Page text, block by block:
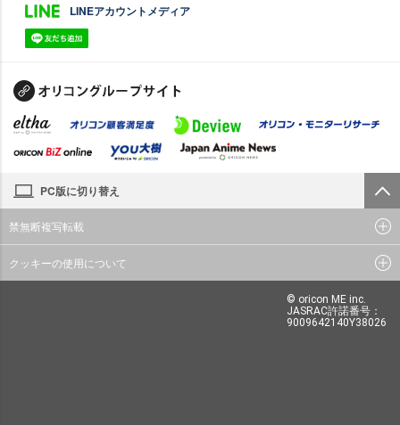
LINEアカウントメディア
PC版に切り替え
禁無断複写転載
クッキーの使用について
© oricon ME inc.
JASRAC許諾番号：
9009642140Y38026